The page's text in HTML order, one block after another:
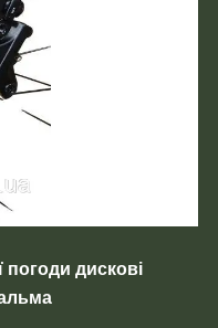
погоди дискові